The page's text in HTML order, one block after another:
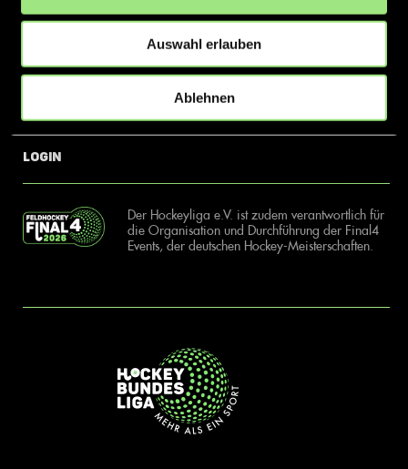
Auswahl erlauben
Ablehnen
der Halle. Insgesamt sind über 60 Vereine unter dem Dach der
Hockeyliga organisiert, sowohl im Herren als auch im Damen
News
Login
Kontakt
Der Hockeyliga e.V. ist zudem verantwortlich für
die Organisation und Durchführung der Final4
Events, der deutschen Hockey-Meisterschaften.